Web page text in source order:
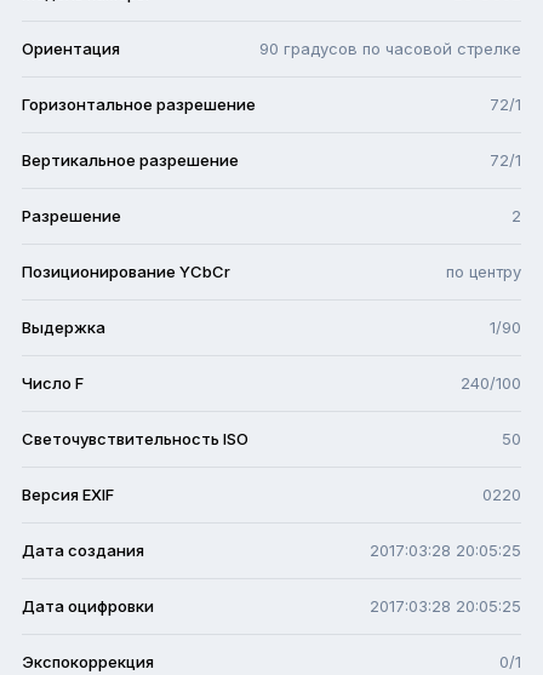
Ориентация 90 градусов по часовой стрелке
Горизонтальное разрешение 72/1
Вертикальное разрешение 72/1
Разрешение 2
Позиционирование YCbCr по центру
Выдержка 1/90
Число F 240/100
Светочувствительность ISO 50
Версия EXIF 0220
Дата создания 2017:03:28 20:05:25
Дата оцифровки 2017:03:28 20:05:25
Экспокоррекция 0/1